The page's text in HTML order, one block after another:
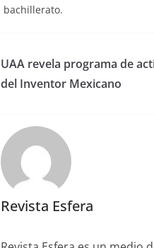
bachillerato.
UAA revela programa de
del Inventor Mexicano
Revista Esfera